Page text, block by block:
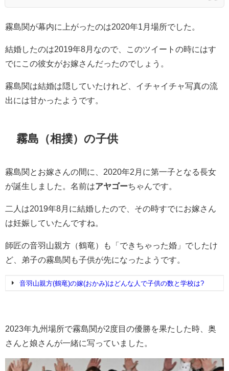
霧島関が幕内に上がったのは2020年1月場所でした。
結婚したのは2019年8月なので、このツイートの時にはす
でにこの彼女がお嫁さんだったのでしょう。
霧島関は結婚は隠していたけれど、イチャイチャ写真の流
出には甘かったようです。
霧島（相撲）の子供
霧島関とお嫁さんの間に、2020年2月に第一子となる長女
が誕生しました。名前はアヤゴーちゃんです。
二人は2019年8月に結婚したので、その時すでにお嫁さん
は妊娠していたんですね。
師匠の音羽山親方（鶴竜）も
「できちゃった婚」でしたけ
ど、弟子の霧島関も子供が先になったようです。
音羽山親方(鶴竜)の嫁(おかみ)はどんな人で子供の数と学校は?
2023年九州場所で霧島関が2度目の優勝を果たした時、奥
さんと娘さんが一緒に写っていました。